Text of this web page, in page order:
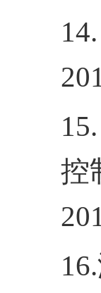
控
16.